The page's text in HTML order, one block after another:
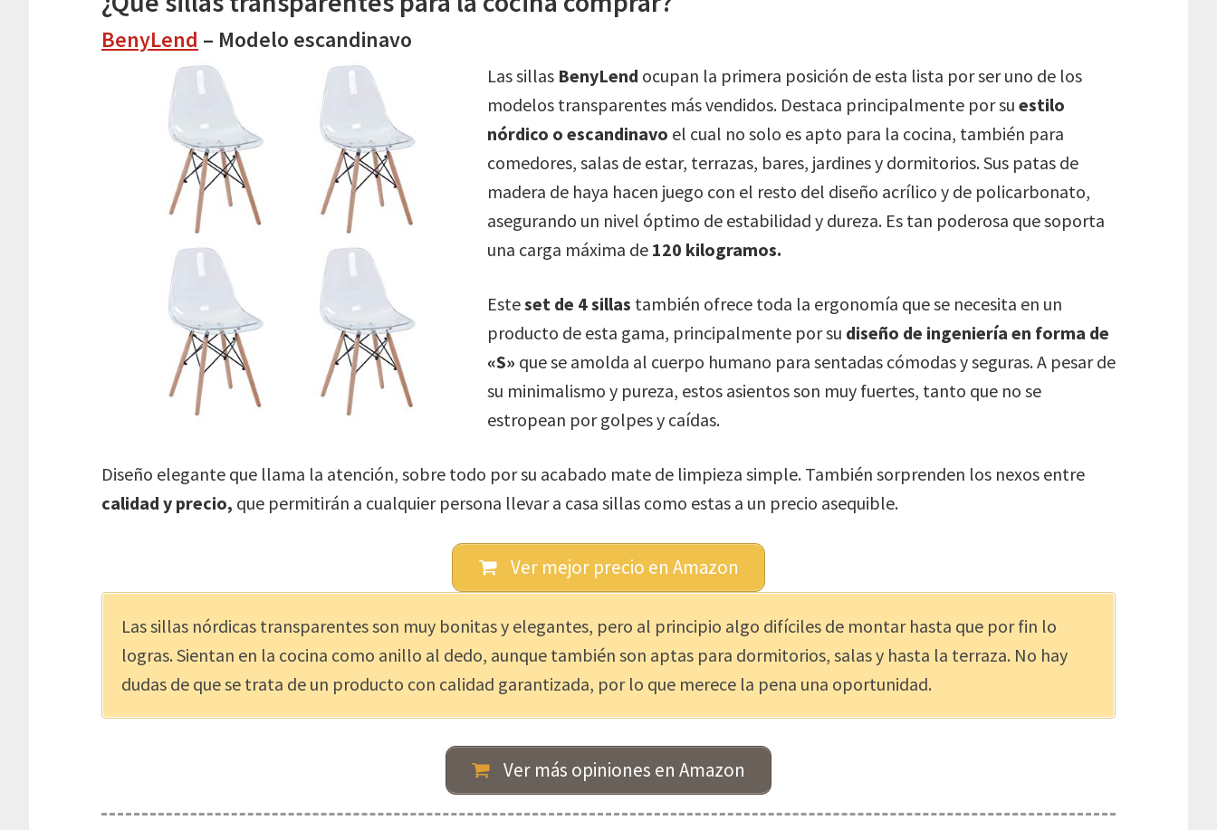
BenyLend – Modelo escandinavo
Las sillas BenyLend ocupan la primera posición de esta lista por ser uno de los
modelos transparentes más vendidos. Destaca principalmente por su estilo
nórdico o escandinavo el cual no solo es apto para la cocina, también para
comedores, salas de estar, terrazas, bares, jardines y dormitorios. Sus patas de
madera de haya hacen juego con el resto del diseño acrílico y de policarbonato,
asegurando un nivel óptimo de estabilidad y dureza. Es tan poderosa que soporta
una carga máxima de 120 kilogramos.
Esteset de 4 sillas también ofrece toda la ergonomía que se necesita en un
producto de esta gama, principalmente por su diseño de ingeniería en forma de
«S» que se amolda al cuerpo humano para sentadas cómodas y seguras. A pesar de
su minimalismo y pureza, estos asientos son muy fuertes, tanto que no se
estropean por golpes y caídas.
Diseño elegante que llama la atención, sobre todo por su acabado mate de limpieza simple. También sorprenden los nexos entre
calidad y precio, que permitirán a cualquier persona llevar a casa sillas como estas a un precio asequible.
Ver mejor precio en Amazon
Las sillas nórdicas transparentes son muy bonitas y elegantes, pero al principio algo difíciles de montar hasta que por fin lo
logras. Sientan en la cocina como anillo al dedo, aunque también son aptas para dormitorios, salas y hasta la terraza. No hay
dudas de que se trata de un producto con calidad garantizada, por lo que merece la pena una oportunidad.
Ver más opiniones en Amazon